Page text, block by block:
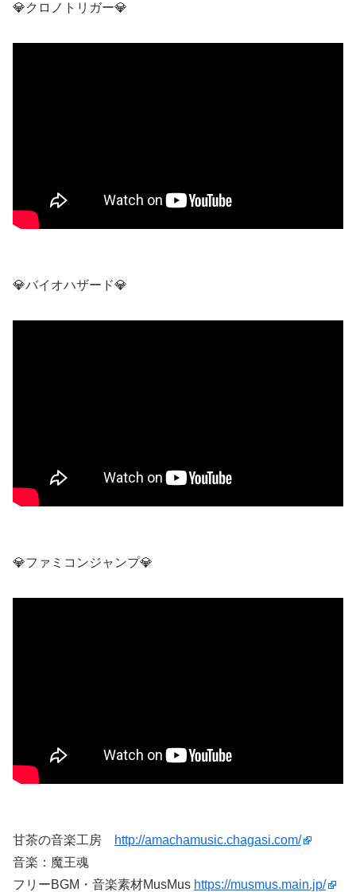
💎クロノトリガー💎
💎バイオハザード💎
💎ファミコンジャンプ💎
甘茶の音楽工房
http://amachamusic.chagasi.com/
音楽：魔王魂
フリーBGM・音楽素材MusMus https://musmus.main.jp/